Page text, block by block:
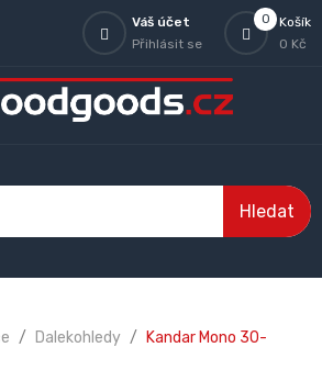
0
Košík
0 Kč
Váš účet
Přihlásit se
Hledat
Dalekohledy Kandar Mono 30-